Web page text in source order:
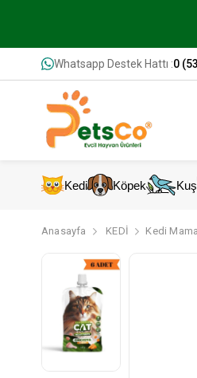
Whatsapp Destek Hattı :0
Kedi Köpek Kuş
Anasayfa KEDİ Kedi